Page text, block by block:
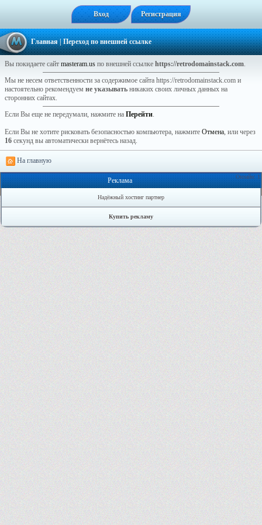
Вход Регистрация
Главная| Переход по внешней ссылке
Вы покидаете сайт masteram.us по внешней ссылке https://retrodomainstack.com.
Мы не несем ответственности за содержимое сайта https://retrodomainstack.com и
настоятельно рекомендуем не указывать никаких своих личных данных на
сторонних сайтах.
Если Вы еще не передумали, нажмите на Перейти.
Если Вы не хотите рисковать безопасностью компьютера, нажмите Отмена, или через
16 секунд вы автоматически вернётесь назад.
На главную
Онлайн: 1
Реклама
Надёжный хостинг партнер
Купить рекламу